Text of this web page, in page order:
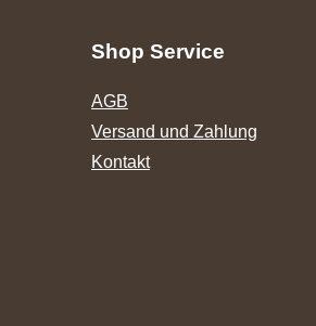
Shop Service
AGB
Versand und Zahlung
Kontakt